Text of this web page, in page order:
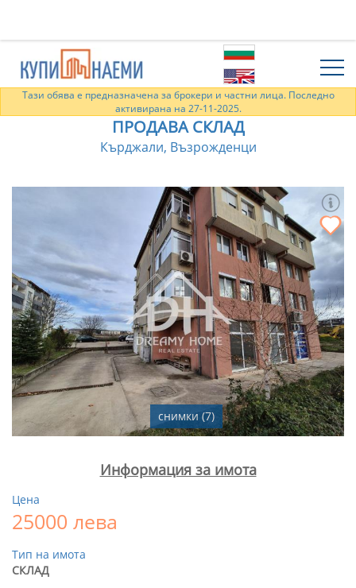
Тази обява е предназначена за брокери и частни лица. Последно
активирана на 27-11-2025.
ПРОДАВА СКЛАД
Кърджали, Възрожденци
снимки (7)
Информация за имота
Цена
25000 лева
Тип на имота
СКЛАД